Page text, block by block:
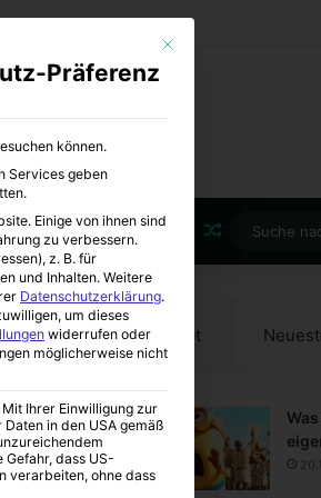
Zufälliger
Beliebt
Mit diesem Button wird
Präferenz
können.
Services geben
Einige von ihnen sind
zu verbessern.
z. B. für
und Inhalten. Weitere
Datenschutzerklärung.
um dieses
widerrufen oder
möglicherweise nicht
Ihrer Einwilligung zur
in den USA gemäß
dass US-
verarbeiten, ohne dass